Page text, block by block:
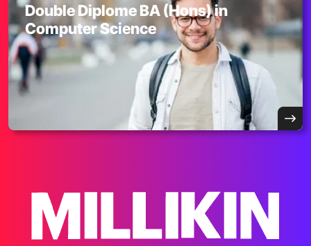
Double Diplome BA (Hons) in
Computer Science